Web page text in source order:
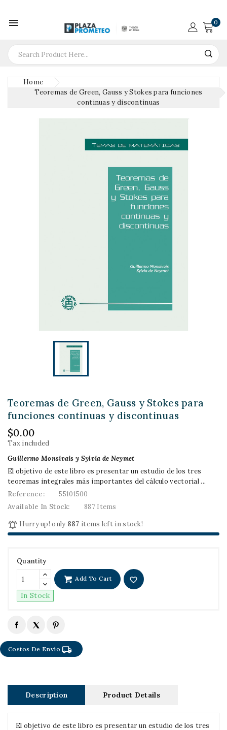
 0
Home
Teoremas de Green, Gauss y Stokes para funciones
continuas y discontinuas
Teoremas de Green, Gauss y Stokes para
funciones continuas y discontinuas
$0.00
Tax included
Guillermo Monsivais y Sylvia de Neymet
El objetivo de este libro es presentar un estudio de los tres
teoremas integrales más importantes del cálculo vectorial ...
Reference:
55101500
Available In Stock:
887 Items
 Hurry up! only 887 items left in stock!
Quantity
Add To Cart favorite_border
In Stock
Costos De Envíolocal_shipping
Description Product Details
El objetivo de este libro es presentar un estudio de los tres